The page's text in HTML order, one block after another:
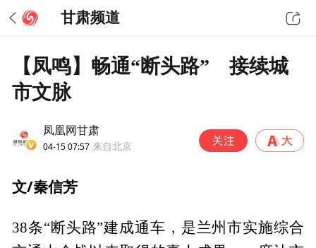
甘肃频道
【凤鸣】畅通“断头路” 接续城
市文脉
凤凰网甘肃
04-15 07:57 来自北京
文/秦信芳
38条“断头路”建成通车，是兰州市实施综合